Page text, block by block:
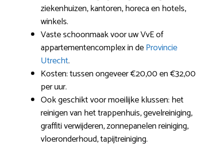
ziekenhuizen, kantoren, horeca en hotels,
winkels.
Vaste schoonmaak voor uw VvE of
appartementencomplex in deProvincie
Utrecht.
Kosten: tussen ongeveer €20,00 en €32,00
per uur.
Ook geschikt voor moeilijke klussen: het
reinigen van het trappenhuis, gevelreiniging,
graffiti verwijderen, zonnepanelen reiniging,
vloeronderhoud, tapijtreiniging.